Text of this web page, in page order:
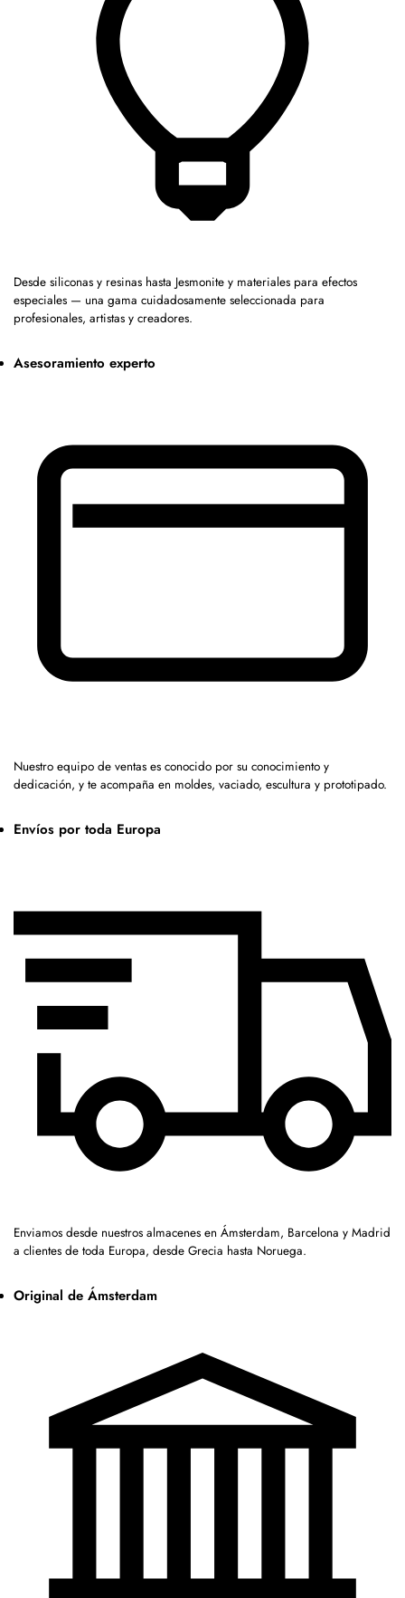
Desde siliconas y resinas hasta Jesmonite y materiales para efectos
especiales — una gama cuidadosamente seleccionada para
profesionales, artistas y creadores.
Asesoramiento experto
Nuestro equipo de ventas es conocido por su conocimiento y
dedicación, y te acompaña en moldes, vaciado, escultura y prototipado.
Envíos por toda Europa
Enviamos desde nuestros almacenes en Ámsterdam, Barcelona y Madrid
a clientes de toda Europa, desde Grecia hasta Noruega.
Original de Ámsterdam